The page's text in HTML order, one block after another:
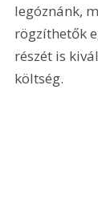
legóznánk,
rögzíthetők
részét is
költség.